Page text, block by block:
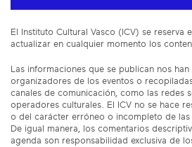
El Instituto Cultural Vasco (ICV) se reserva
actualizar en cualquier momento los
Las informaciones que se publican nos
organizadores de los eventos o
canales de comunicación, como las redes
operadores culturales. El ICV no se hace
o del carácter erróneo o incompleto de
De igual manera, los comentarios
agenda son responsabilidad exclusiva de